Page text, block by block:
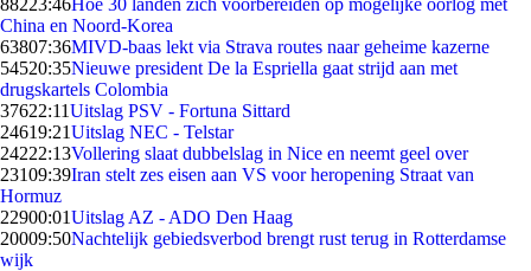
88223:46Hoe 30 landen zich voorbereiden op mogelijke oorlog met
China en Noord-Korea
63807:36MIVD-baas lekt via Strava routes naar geheime kazerne
54520:35Nieuwe president De la Espriella gaat strijd aan met
drugskartels Colombia
37622:11Uitslag PSV - Fortuna Sittard
24619:21Uitslag NEC - Telstar
24222:13Vollering slaat dubbelslag in Nice en neemt geel over
23109:39Iran stelt zes eisen aan VS voor heropening Straat van
Hormuz
22900:01Uitslag AZ - ADO Den Haag
20009:50Nachtelijk gebiedsverbod brengt rust terug in Rotterdamse
wijk